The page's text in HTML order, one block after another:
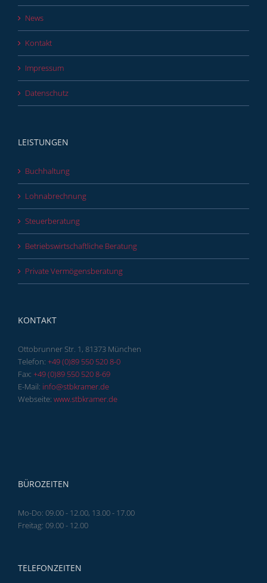
News
Kontakt
Impressum
Datenschutz
LEISTUNGEN
Buchhaltung
Lohnabrechnung
Steuerberatung
Betriebswirtschaftliche Beratung
Private Vermögensberatung
KONTAKT
Ottobrunner Str. 1, 81373 München
Telefon: +49 (0)89 550 520 8-0
Fax: +49 (0)89 550 520 8-69
E-Mail: info@stbkramer.de
Webseite: www.stbkramer.de
BÜROZEITEN
Mo-Do: 09.00 - 12.00, 13.00 - 17.00
Freitag: 09.00 - 12.00
TELEFONZEITEN